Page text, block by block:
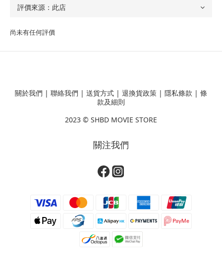
尚未有任何評價
關於我們 | 聯絡我們 | 送貨方式 | 退換貨政策 | 隱私條款 | 條
款及細則
2023 © SHBD MOVIE STORE
關注我們